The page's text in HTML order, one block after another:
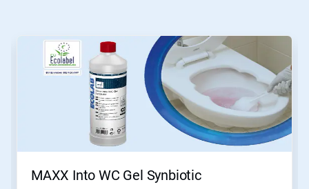
MAXX Into WC Gel Synbiotic